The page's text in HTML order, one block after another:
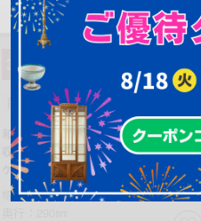
30%OFF
¥160,160 (税込)
商品番号 R-051816
和製アンティーク 希少!細かなものの
収納にもぴったり、引き出し24杯の総
ケヤキ材の薬箪笥 (R-051816)
幅：855㎜